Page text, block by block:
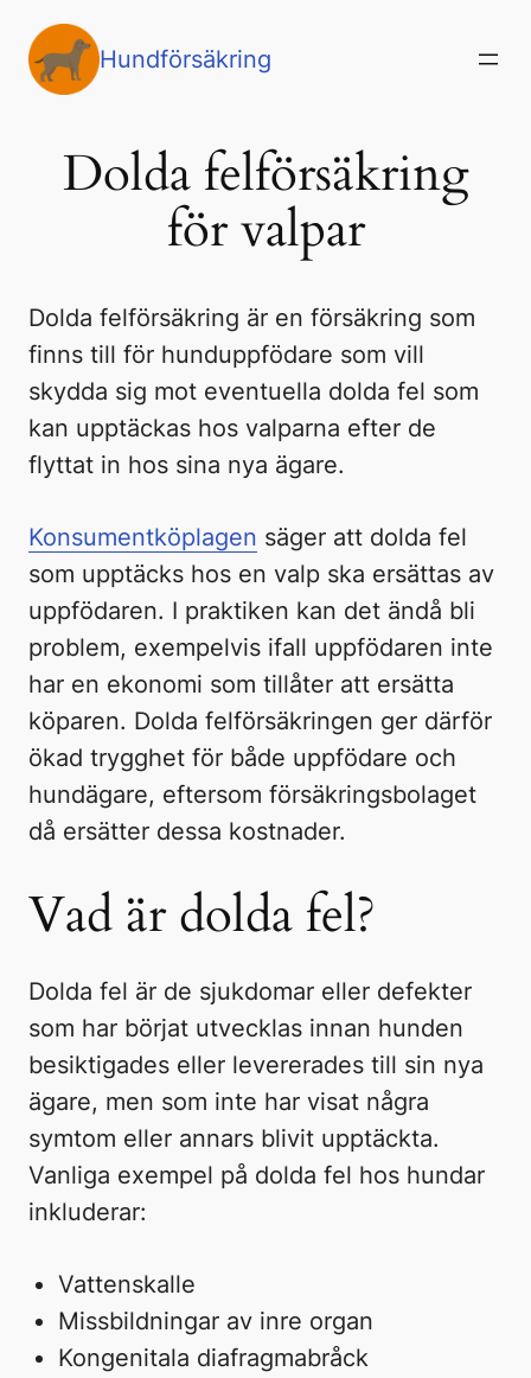
Hoppa
innehåll
Hundförsäkring
Dolda felförsäkring
för valpar
Dolda felförsäkring är en försäkring som
finns till för hunduppfödare som vill
skydda sig mot eventuella dolda fel som
kan upptäckas hos valparna efter de
flyttat in hos sina nya ägare.
Konsumentköplagen säger att dolda fel
som upptäcks hos en valp ska ersättas av
uppfödaren. I praktiken kan det ändå bli
problem, exempelvis ifall uppfödaren inte
har en ekonomi som tillåter att ersätta
köparen. Dolda felförsäkringen ger därför
ökad trygghet för både uppfödare och
hundägare, eftersom försäkringsbolaget
då ersätter dessa kostnader.
Vad är dolda fel?
Dolda fel är de sjukdomar eller defekter
som har börjat utvecklas innan hunden
besiktigades eller levererades till sin nya
ägare, men som inte har visat några
symtom eller annars blivit upptäckta.
Vanliga exempel på dolda fel hos hundar
inkluderar:
Vattenskalle
Missbildningar av inre organ
Kongenitala diafragmabråck